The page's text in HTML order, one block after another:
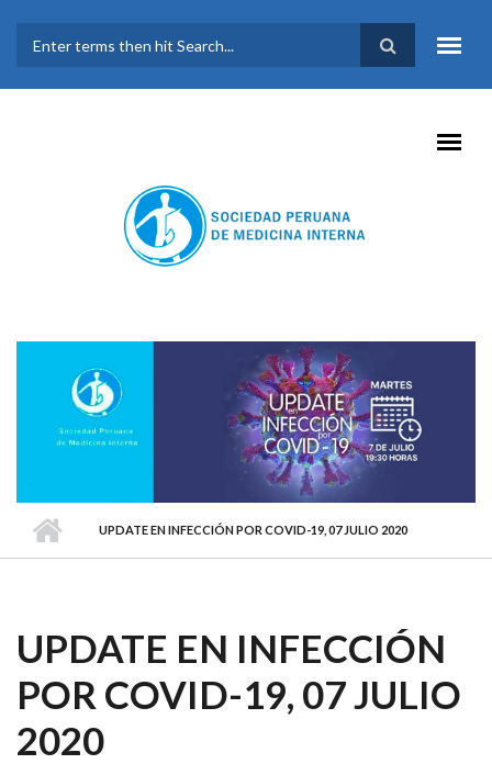
FORMULARIO DE
BÚSQUEDA
UPDATE EN INFECCIÓN POR COVID-19, 07 JULIO 2020
UPDATE EN INFECCIÓN
POR COVID-19, 07 JULIO
2020